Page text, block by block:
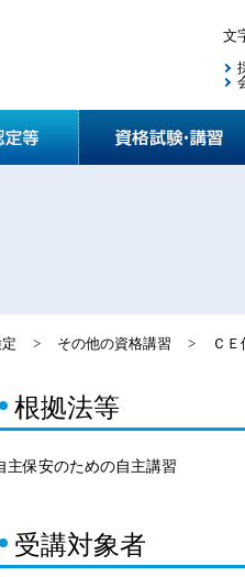
協会案内
> その他の資格講習 > Ｃ
根拠法等
主保安のための自主講習
受講対象者